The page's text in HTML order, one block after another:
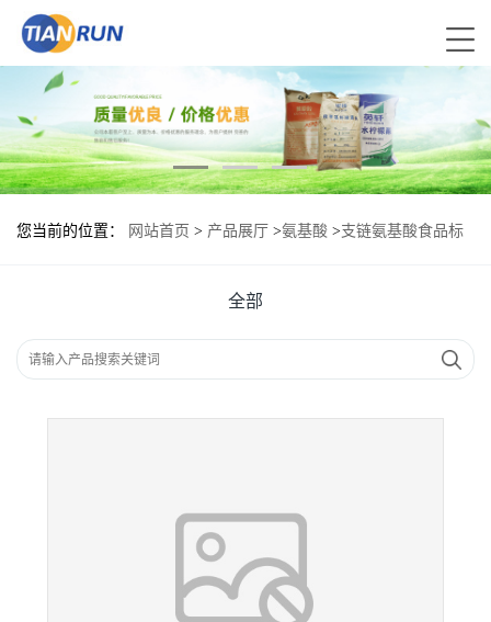
您当前的位置： 网站首页 > 产品展厅 >氨基酸 >支链氨基酸食品标
全部